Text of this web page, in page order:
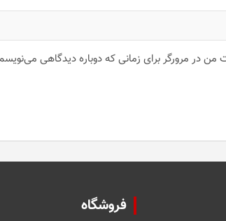
من در مرورگر برای زمانی که دوباره دیدگاهی
فروشگاه